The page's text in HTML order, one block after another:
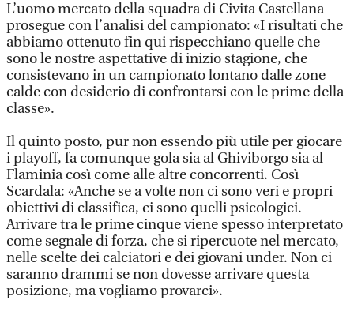
L’uomo mercato della squadra di Civita Castellana
prosegue con l’analisi del campionato: «I risultati che
abbiamo ottenuto fin qui rispecchiano quelle che
sono le nostre aspettative di inizio stagione, che
consistevano in un campionato lontano dalle zone
calde con desiderio di confrontarsi con le prime della
classe».
Il quinto posto, pur non essendo più utile per giocare
i playoff, fa comunque gola sia al Ghiviborgo sia al
Flaminia così come alle altre concorrenti. Così
Scardala: «Anche se a volte non ci sono veri e propri
obiettivi di classifica, ci sono quelli psicologici.
Arrivare tra le prime cinque viene spesso interpretato
come segnale di forza, che si ripercuote nel mercato,
nelle scelte dei calciatori e dei giovani under. Non ci
saranno drammi se non dovesse arrivare questa
posizione, ma vogliamo provarci».